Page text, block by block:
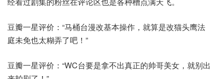
豆瓣一星评价：“马桶台漫改基本操作，就算是改猫头鹰法
庭未免也太糊弄了吧！”
豆瓣一星评价：“WC台要是拿不出真正的帅哥美女，就别出